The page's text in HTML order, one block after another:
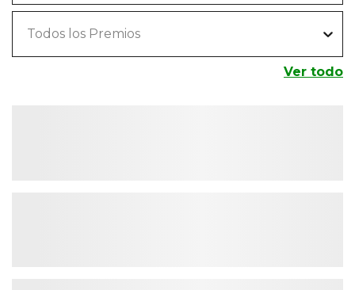
Todos los Premios
Ver todo